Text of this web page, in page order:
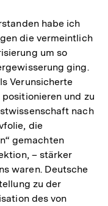
habe ich
die vermeintlich
um so
ging.
Verunsicherte
und zu
nach
die
gemachten
– stärker
waren. Deutsche
zu der
des von